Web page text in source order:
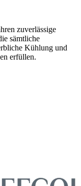
zuverlässige
sämtliche
Kühlung und
erfüllen.